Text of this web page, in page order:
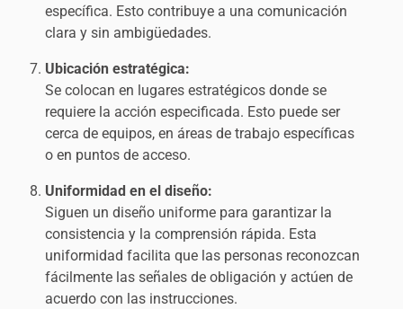
específica. Esto contribuye a una comunicación
clara y sin ambigüedades.
Ubicación estratégica:
Se colocan en lugares estratégicos donde se
requiere la acción especificada. Esto puede ser
cerca de equipos, en áreas de trabajo específicas
o en puntos de acceso.
Uniformidad en el diseño:
Siguen un diseño uniforme para garantizar la
consistencia y la comprensión rápida. Esta
uniformidad facilita que las personas reconozcan
fácilmente las señales de obligación y actúen de
acuerdo con las instrucciones.